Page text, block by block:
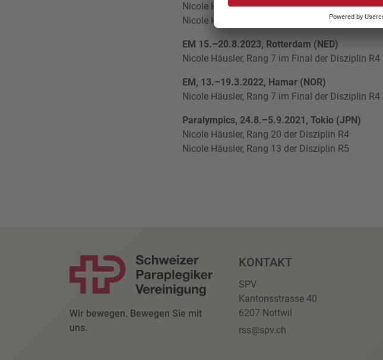
Nicole Häusler, Rang 6 im Final der Disziplin R5
Nicole Häusler, Rang 8 im Final der Disziplin R4
EM 15.–20.8.2023, Rotterdam (NED)
Nicole Häusler, Rang 7 im Final der Disziplin R4
EM, 13.–19.3.2022, Hamar (NOR)
Nicole Häusler, Rang 7 im Final der Disziplin R4
Paralympics, 24.8.–5.9.2021, Tokio (JPN)
Nicole Häusler, Rang 20 der Disziplin R4
Nicole Häusler, Rang 13 der Disziplin R5
Wir bewegen. Bewegen Sie mit
uns.
KONTAKT
SPV
Kantonsstrasse 40
6207 Nottwil
rss@spv.ch